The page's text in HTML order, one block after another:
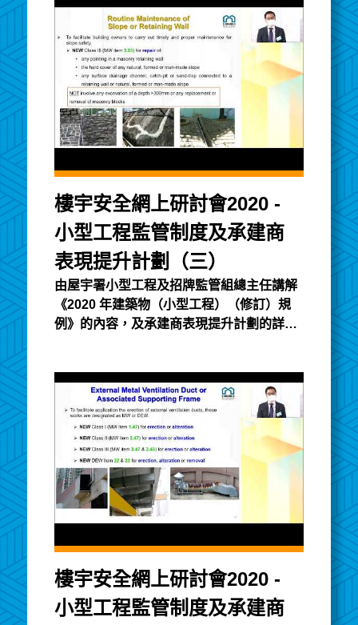
樓宇安全網上研討會2020 -
小型工程監管制度及承建商
表現提升計劃（三）
由屋宇署小型工程及招牌監管組總主任講解
《2020 年建築物（小型工程）（修訂）規
例》的內容，及承建商表現提升計劃的詳
樓宇安全網上研討會2020 -
小型工程監管制度及承建商